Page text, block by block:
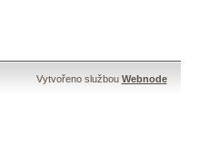
Vytvořeno službou Webnode